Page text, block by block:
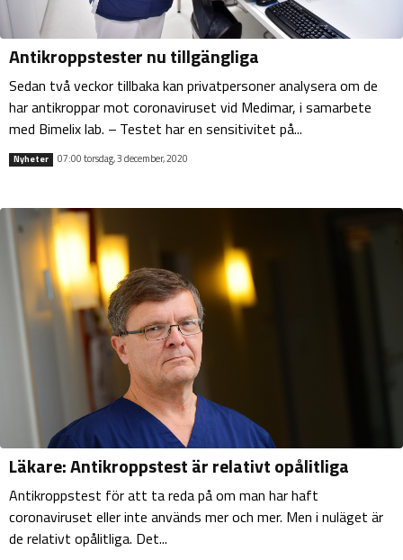
Antikroppstester nu tillgängliga
Sedan två veckor tillbaka kan privatpersoner analysera om de
har antikroppar mot coronaviruset vid Medimar, i samarbete
med Bimelix lab. – Testet har en sensitivitet på...
Nyheter 07:00 torsdag, 3 december, 2020
Läkare: Antikroppstest är relativt opålitliga
Antikroppstest för att ta reda på om man har haft
coronaviruset eller inte används mer och mer. Men i nuläget är
de relativt opålitliga. Det...